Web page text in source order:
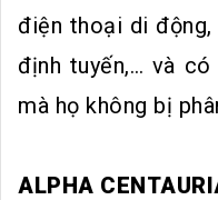
điện thoại di
định tuyến,… và
mà họ không bị
ALPHA